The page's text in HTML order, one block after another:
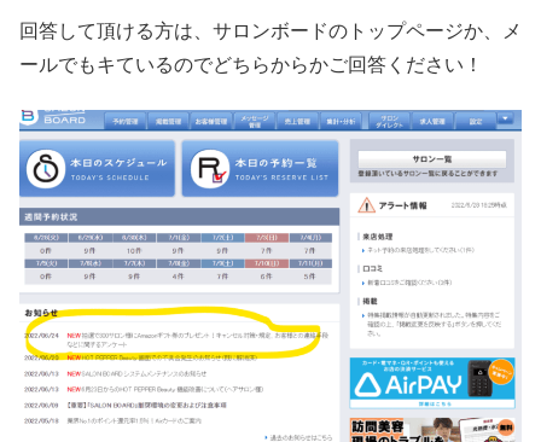
回答して頂ける方は、サロンボードのトップページか、メ
ールでもキているのでどちらからかご回答ください！